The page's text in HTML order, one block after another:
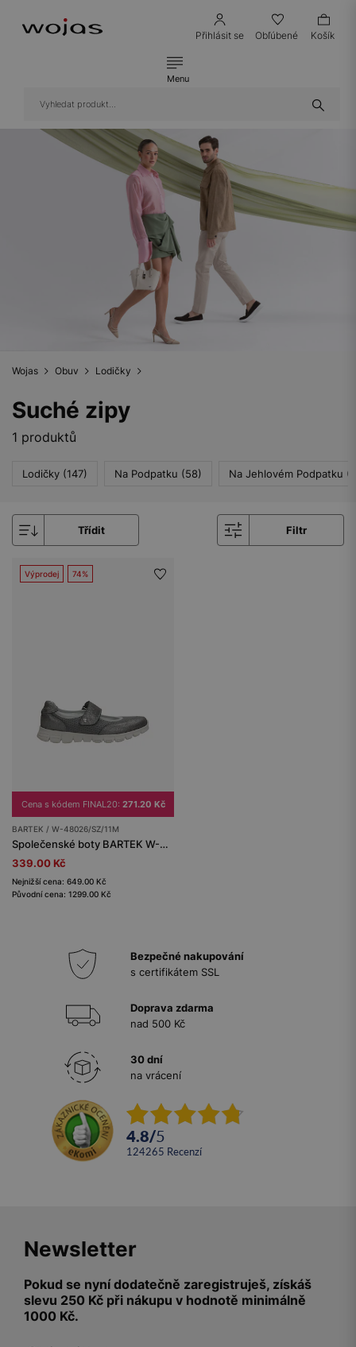
Přihlásit se Obľúbené Košík
Menu
Wojas Obuv Lodičky
Suché zipy
1 produktů
Lodičky (147) Na Podpatku (58) Na Jehlovém Podpatku
Třídit Filtr
Výprodej 74%
Cena s kódem FINAL20: 271.20 Kč
BARTEK / W-48026/SZ/11M
Společenské boty BARTEK W-48026/SZ/11M, pro dívky, šedé
339.00 Kč
Nejnižší cena: 649.00 Kč
Původní cena: 1299.00 Kč
Bezpečné nakupování
s certifikátem SSL
Doprava zdarma
nad 500 Kč
30 dní
na vrácení
4.8/5
124265 recenzí
Newsletter
Pokud se nyní dodatečně zaregistruješ, získáš
slevu 250 Kč při nákupu v hodnotě minimálně
1000 Kč.